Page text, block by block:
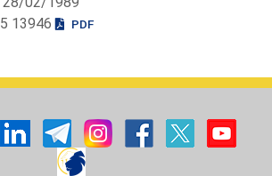
13946
PDF